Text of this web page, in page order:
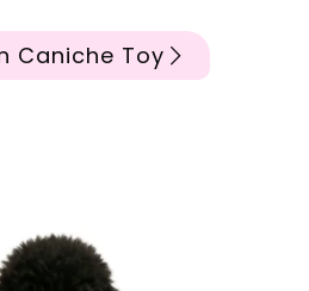
Caniche Toy